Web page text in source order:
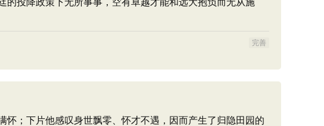
投降政策下无所事事，空有卓越才能和远大抱负而无从施
完善
；下片他感叹身世飘零、怀才不遇，因而产生了归隐田园的